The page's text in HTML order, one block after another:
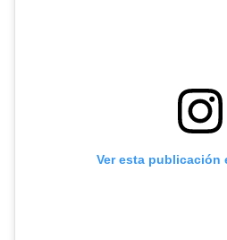
Ver esta publicación